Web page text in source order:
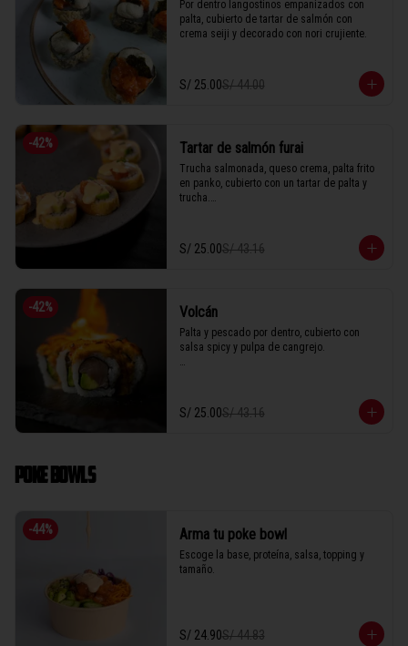
Por dentro langostinos empanizados con
palta, cubierto de tartar de salmón con
crema seiji y decorado con nori crujiente.
S/ 25.00S/ 44.00
-42% Tartar de salmón furai
Trucha salmonada, queso crema, palta frito
en panko, cubierto con un tartar de palta y
trucha.
1 Tabla (10 unidades)
S/ 25.00S/ 43.16
-42% Volcán
Palta y pescado por dentro, cubierto con
salsa spicy y pulpa de cangrejo.
1 Tabla (10 unidades)
S/ 25.00S/ 43.16
POKE BOWLS
-44% Arma tu poke bowl
Escoge la base, proteína, salsa, topping y
tamaño.
S/ 24.90S/ 44.83